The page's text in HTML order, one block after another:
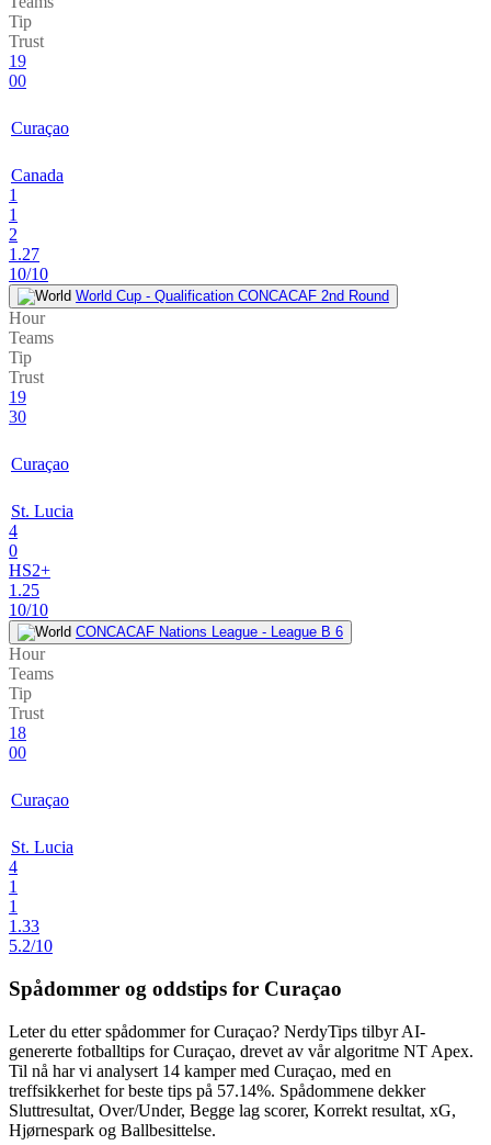
Tip
Trust
19
00
Curaçao
Canada
1
1
2
1.27
10/10
World Cup - Qualification CONCACAF 2nd Round
Hour
Teams
Tip
Trust
19
30
Curaçao
St. Lucia
4
0
HS2+
1.25
10/10
CONCACAF Nations League - League B 6
Hour
Teams
Tip
Trust
18
00
Curaçao
St. Lucia
4
1
1
1.33
5.2/10
Spådommer og oddstips for Curaçao
Leter du etterspådommer for Curaçao? NerdyTips tilbyr AI-
genererte fotballtips for Curaçao, drevet av vår algoritme NT Apex.
Til nå har vi analysert 14 kampermed Curaçao, med en
treffsikkerhet for beste tips på 57.14%. Spådommene dekker
Sluttresultat, Over/Under, Begge lag scorer, Korrekt resultat, xG,
Hjørnespark og Ballbesittelse.